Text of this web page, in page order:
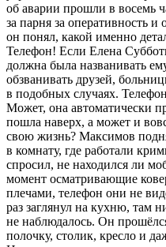
об аварии прошли в восемь
за парня за оперативность
он понял, какой именно
Телефон! Если Елена
должна была названивать
обзванивать друзей,
в подобных случаях.
Может, она автоматически
пошла наверх, а может и
свою жизнь? Максимов
в комнату, где работали
спросил, не находился ли
момент осматривающие
плечами, телефон они не
раз заглянул на кухню, там
не наблюдалось. Он
полочку, столик, кресло и